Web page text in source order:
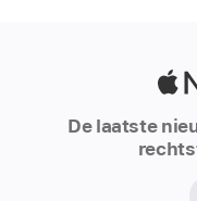
De laatste